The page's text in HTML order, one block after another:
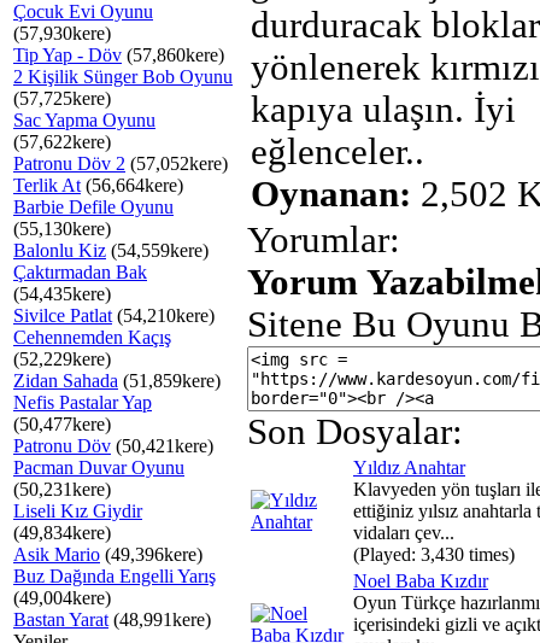
Çocuk Evi Oyunu
(57,930kere)
Tip Yap - Döv (57,860kere)
2 Kişilik Sünger Bob Oyunu
(57,725kere)
Sac Yapma Oyunu
(57,622kere)
Patronu Döv 2 (57,052kere)
Terlik At (56,664kere)
Barbie Defile Oyunu
(55,130kere)
Balonlu Kiz (54,559kere)
Çaktırmadan Bak
(54,435kere)
Sivilce Patlat (54,210kere)
Cehennemden Kaçış
(52,229kere)
Zidan Sahada (51,859kere)
Nefis Pastalar Yap
(50,477kere)
Patronu Döv (50,421kere)
Pacman Duvar Oyunu
(50,231kere)
Liseli Kız Giydir
(49,834kere)
Asik Mario (49,396kere)
Buz Dağında Engelli Yarış
(49,004kere)
Bastan Yarat (48,991kere)
durduracak
yönlenerek
kapıya ulaşın. İyi
eğlenceler..
Oynanan: 2,502
Yorumlar:
Yorum
Sitene Bu Oyunu
Son Dosyalar:
Yıldız Anahtar
Klavyeden yön tuşları
ettiğiniz yılsız anahtarla
vidaları çev...
(Played: 3,430 times)
Noel Baba Kızdır
Oyun Türkçe
içerisindeki gizli ve